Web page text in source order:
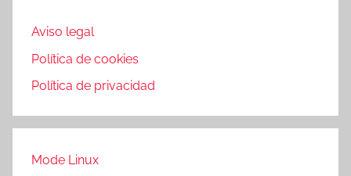
Aviso legal
Política de cookies
Política de privacidad
Mode Linux